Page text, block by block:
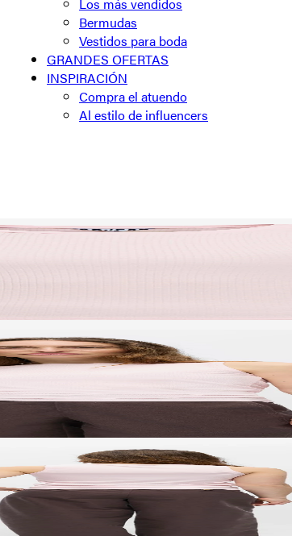
Bermudas
Vestidos para boda
GRANDES OFERTAS
INSPIRACIÓN
Compra el atuendo
Al estilo de influencers